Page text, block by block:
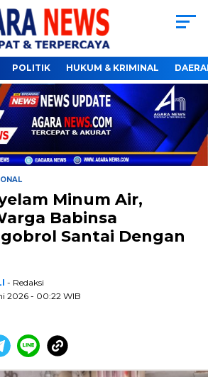
POLITIK HUKUM & KRIMINAL
Minum Air,
Babinsa
Santai Dengan
- Redaksi
2026 - 00:22 WIB